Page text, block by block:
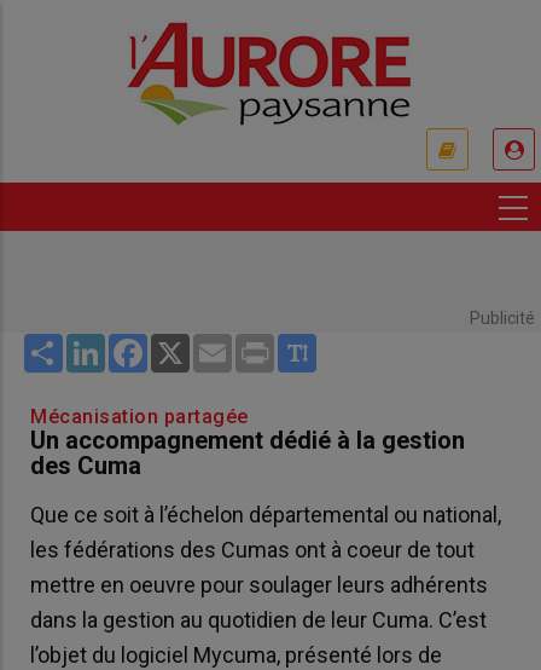
Publicité
Share LinkedInFacebook
X Email Print
Mécanisation partagée
Un accompagnement dédié à la gestion
des Cuma
Que ce soit à l’échelon départemental ou national,
les fédérations des Cumas ont à coeur de tout
mettre en oeuvre pour soulager leurs adhérents
dans la gestion au quotidien de leur Cuma. C’est
l’objet du logiciel Mycuma, présenté lors de